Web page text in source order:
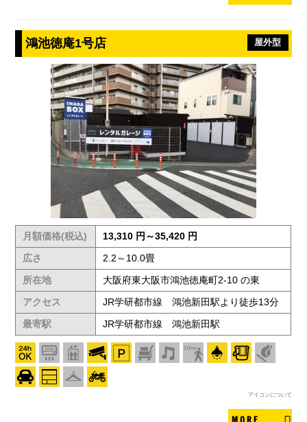
鴻池徳庵1号店 屋外型
月額価格(税込)
13,310 円～35,420 円
広さ
2.2～10.0畳
所在地
大阪府東大阪市鴻池徳庵町2-10 の東
アクセス
JR学研都市線 鴻池新田駅より徒歩13分
最寄駅
JR学研都市線 鴻池新田駅
アイコンについて